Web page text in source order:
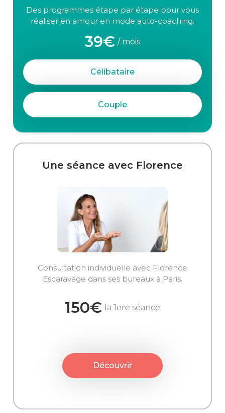
Des programmes étape par étape pour vous
réaliser en amour en mode auto-coaching.
39€ / mois
Célibataire
Couple
Une séance avec Florence
Consultation individuelle avec Florence
Escaravage dans ses bureaux à Paris.
150€ la 1ere séance
Découvrir